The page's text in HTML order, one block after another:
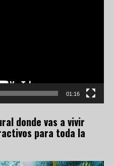
01:16
donde vas a vivir
para toda la